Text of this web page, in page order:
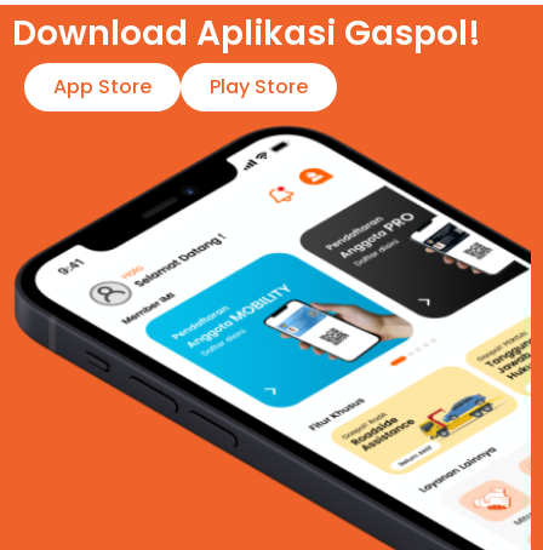
Download Aplikasi Gaspol!​
App Store Play Store